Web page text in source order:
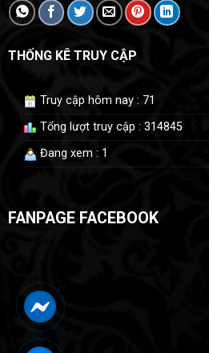
THỐNG KÊ TRUY CẬP
Truy cập hôm nay : 71
Tổng lượt truy cập : 314845
Đang xem : 1
FANPAGE FACEBOOK